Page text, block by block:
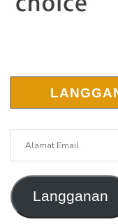
Langganan